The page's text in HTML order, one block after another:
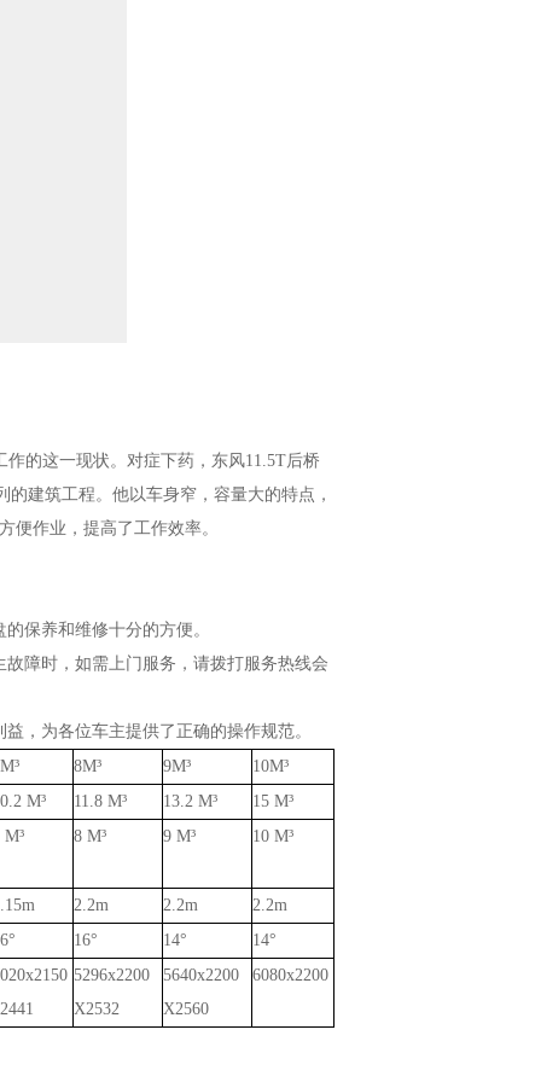
的这一现状。对症下药，东风11.5T后桥
建筑工程。他以车身窄，容量大的特点，
便作业，提高了工作效率。
保养和维修十分的方便。
障时，如需上门服务，请拨打服务热线会
，为各位车主提供了正确的操作规范。
³ 8M³ 9M³ 10M³
M³ 11.8 M³ 13.2 M³ 15 M³
M³ 8 M³ 9 M³ 10 M³
2.2m 2.2m
2.2m
° 16° 14° 14°
5296x2200
X2532
5640x2200
X2560
6080x2200